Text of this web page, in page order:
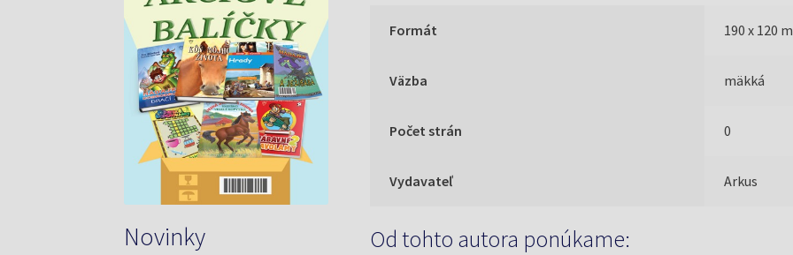
Formát 190 x 120
Väzba mäkká
Počet strán 0
Vydavateľ Arkus
Od tohto autora ponúkame:
Novinky